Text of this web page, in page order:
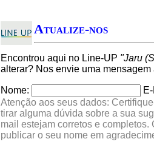
Atualize-nos
Encontrou aqui no Line-UP "Jaru
alterar? Nos envie uma
Nome:
Atenção aos seus dados:
tirar alguma dúvida sobre a sua
mail estejam corretos e
publicar o seu nome em